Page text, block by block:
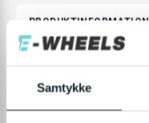
Samtykke
PRODUKTINFORMATION